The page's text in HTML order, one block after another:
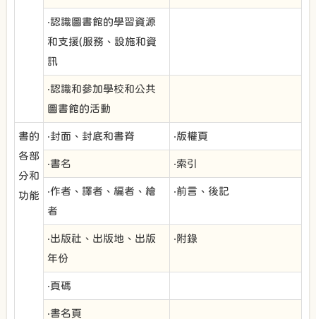
‧認識圖書館的學習資源
和支援(服務、設施和資
訊
‧認識和參加學校和公共
圖書館的活動
書的
各部
分和
功能
‧封面、封底和書脊 ‧版權頁
‧書名 ‧索引
‧作者、譯者、編者、繪
者
‧前言、後記
‧出版社、出版地、出版
年份
‧附錄
‧頁碼
‧書名頁